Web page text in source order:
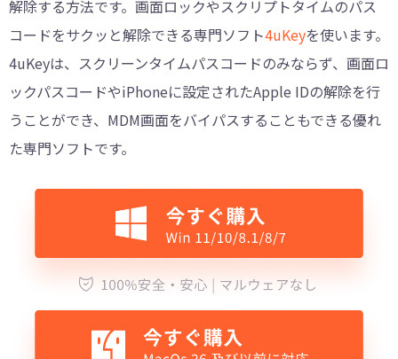
解除する方法です。画面ロックやスクリプトタイムのパス
コードをサクッと解除できる専門ソフト4uKeyを使います。
4uKeyは、スクリーンタイムパスコードのみならず、画面ロ
ックパスコードやiPhoneに設定されたApple IDの解除を行
うことができ、MDM画面をバイパスすることもできる優れ
た専門ソフトです。